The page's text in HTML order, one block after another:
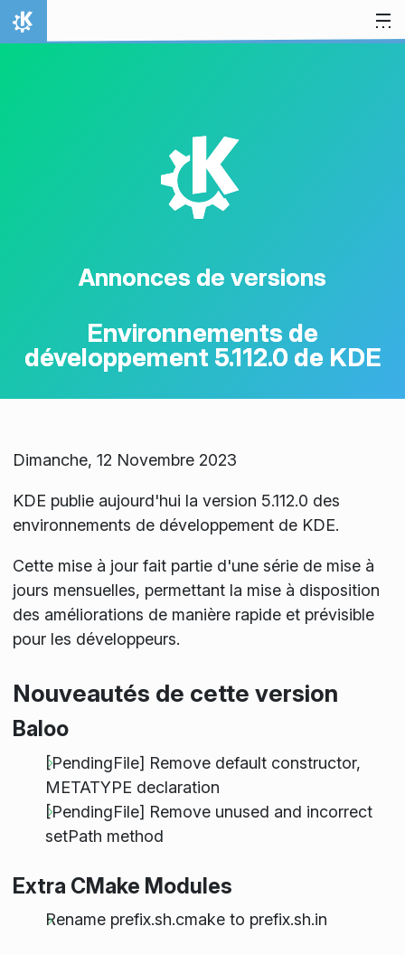
Aller directement au contenu
Accueil
K
Annonces de versions
Environnements de
développement 5.112.0 de KDE
Dimanche, 12 Novembre 2023
KDE publie aujourd'hui la version 5.112.0 des
environnements de développement de KDE.
Cette mise à jour fait partie d'une série de mise à
jours mensuelles, permettant la mise à disposition
des améliorations de manière rapide et prévisible
pour les développeurs.
Nouveautés de cette version
Baloo
[PendingFile] Remove default constructor,
METATYPE declaration
[PendingFile] Remove unused and incorrect
setPath method
Extra CMake Modules
Rename prefix.sh.cmake to prefix.sh.in